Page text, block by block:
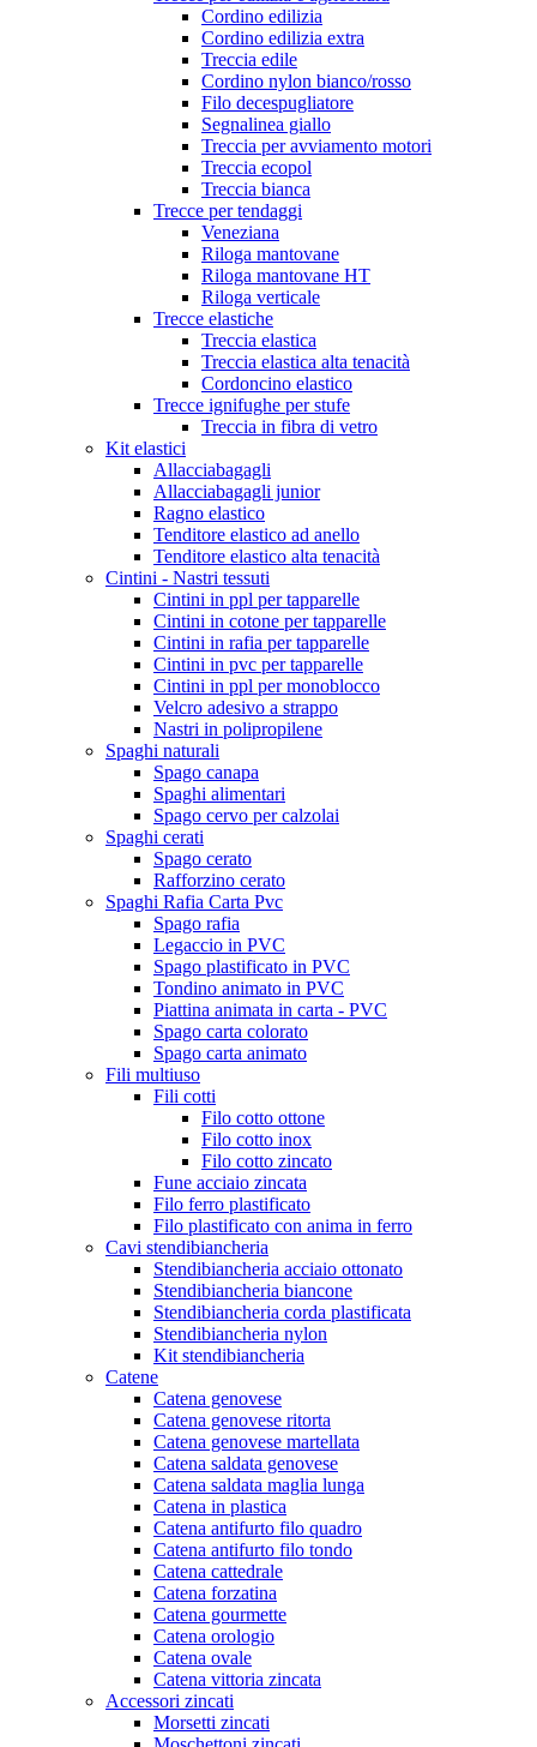
Cordino edilizia
Cordino edilizia extra
Treccia edile
Cordino nylon bianco/rosso
Filo decespugliatore
Segnalinea giallo
Treccia per avviamento motori
Treccia ecopol
Treccia bianca
Trecce per tendaggi
Veneziana
Riloga mantovane
Riloga mantovane HT
Riloga verticale
Trecce elastiche
Treccia elastica
Treccia elastica alta tenacità
Cordoncino elastico
Trecce ignifughe per stufe
Treccia in fibra di vetro
Kit elastici
Allacciabagagli
Allacciabagagli junior
Ragno elastico
Tenditore elastico ad anello
Tenditore elastico alta tenacità
Cintini - Nastri tessuti
Cintini in ppl per tapparelle
Cintini in cotone per tapparelle
Cintini in rafia per tapparelle
Cintini in pvc per tapparelle
Cintini in ppl per monoblocco
Velcro adesivo a strappo
Nastri in polipropilene
Spaghi naturali
Spago canapa
Spaghi alimentari
Spago cervo per calzolai
Spaghi cerati
Spago cerato
Rafforzino cerato
Spaghi Rafia Carta Pvc
Spago rafia
Legaccio in PVC
Spago plastificato in PVC
Tondino animato in PVC
Piattina animata in carta - PVC
Spago carta colorato
Spago carta animato
Fili multiuso
Fili cotti
Filo cotto ottone
Filo cotto inox
Filo cotto zincato
Fune acciaio zincata
Filo ferro plastificato
Filo plastificato con anima in ferro
Cavi stendibiancheria
Stendibiancheria acciaio ottonato
Stendibiancheria biancone
Stendibiancheria corda plastificata
Stendibiancheria nylon
Kit stendibiancheria
Catene
Catena genovese
Catena genovese ritorta
Catena genovese martellata
Catena saldata genovese
Catena saldata maglia lunga
Catena in plastica
Catena antifurto filo quadro
Catena antifurto filo tondo
Catena cattedrale
Catena forzatina
Catena gourmette
Catena orologio
Catena ovale
Catena vittoria zincata
Accessori zincati
Morsetti zincati